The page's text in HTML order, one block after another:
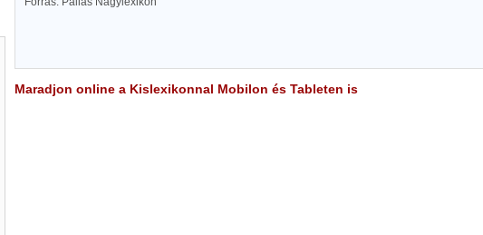
Maradjon online a Kislexikonnal Mobilon és Tableten is